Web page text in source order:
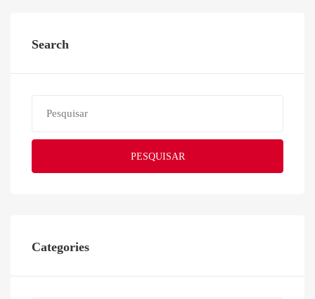
Search
PESQUISAR
Categories